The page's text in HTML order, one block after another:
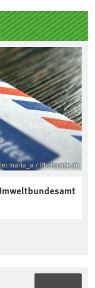
maria_a / Photocase.de